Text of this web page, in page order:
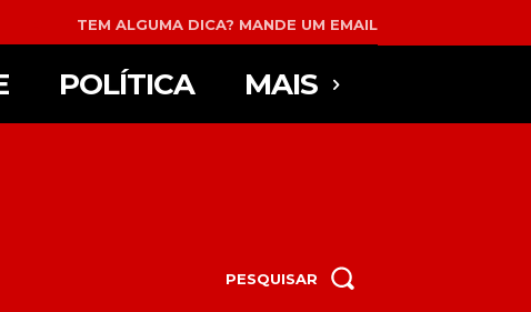
TEM ALGUMA DICA? MANDE UM EMAIL
POLÍTICA MAIS
PESQUISAR